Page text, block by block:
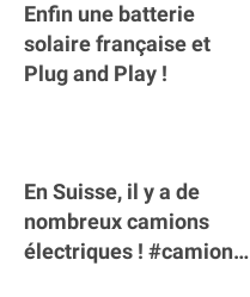
Enfin une batterie
solaire française et
Plug and Play !
En Suisse, il y a de
nombreux camions
électriques ! #camion